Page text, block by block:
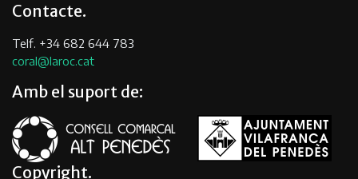
Contacte
Telf. +34 682 644 783
coral@laroc.cat
Amb el suport de:
Copyright